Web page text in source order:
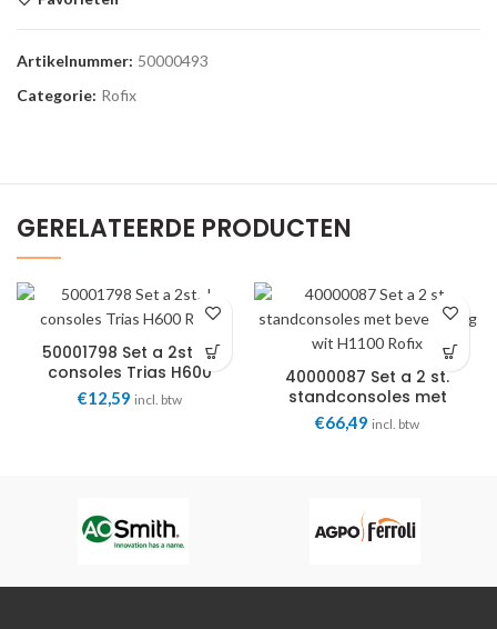
Artikelnummer: 50000493
Categorie: Rofix
GERELATEERDE PRODUCTEN
50001798 Set a 2st. J-
consoles Trias H600
Rofix
€12,59 incl. btw
40000087 Set a 2 st.
standconsoles met
bevestiging wit H1100
Rofix
€66,49 incl. btw